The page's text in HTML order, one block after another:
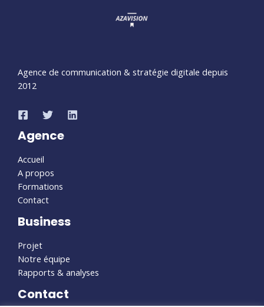
Agence de communication & stratégie digitale depuis
2012
Agence
Accueil
A propos
Formations
Contact
Business
Projet
Notre équipe
Rapports & analyses
Contact